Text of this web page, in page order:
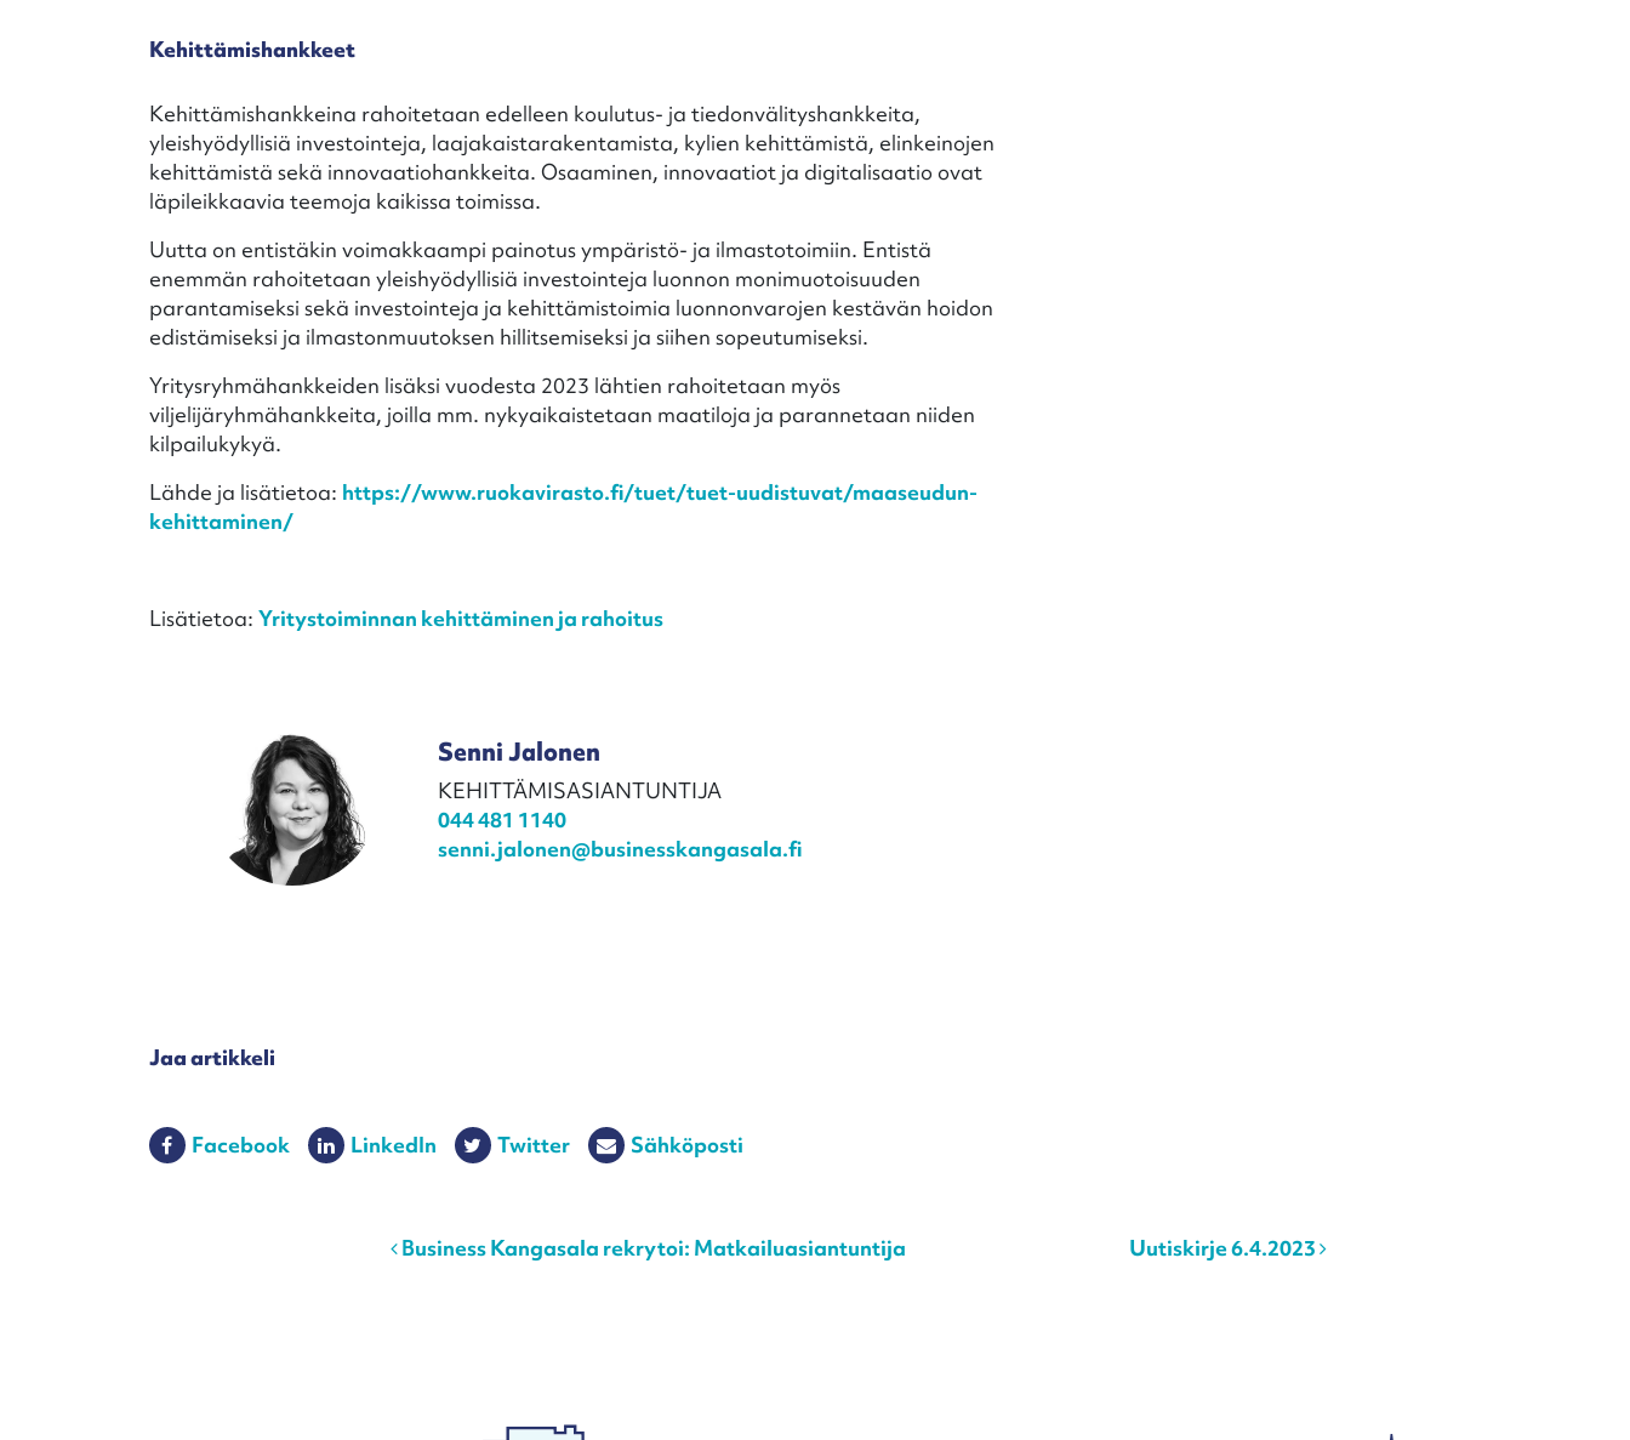
Kehittämishankkeet
Kehittämishankkeina rahoitetaan edelleen koulutus- ja tiedonvälityshankkeita,
yleishyödyllisiä investointeja, laajakaistarakentamista, kylien kehittämistä, elinkeinojen
kehittämistä sekä innovaatiohankkeita. Osaaminen, innovaatiot ja digitalisaatio ovat
läpileikkaavia teemoja kaikissa toimissa.
Uutta on entistäkin voimakkaampi painotus ympäristö- ja ilmastotoimiin. Entistä
enemmän rahoitetaan yleishyödyllisiä investointeja luonnon monimuotoisuuden
parantamiseksi sekä investointeja ja kehittämistoimia luonnonvarojen kestävän hoidon
edistämiseksi ja ilmastonmuutoksen hillitsemiseksi ja siihen sopeutumiseksi.
Yritysryhmähankkeiden lisäksi vuodesta 2023 lähtien rahoitetaan myös
viljelijäryhmähankkeita, joilla mm. nykyaikaistetaan maatiloja ja parannetaan niiden
kilpailukykyä.
Lähde ja lisätietoa: https://www.ruokavirasto.fi/tuet/tuet-uudistuvat/maaseudun-
kehittaminen/
Lisätietoa: Yritystoiminnan kehittäminen ja rahoitus
Senni Jalonen
KEHITTÄMISASIANTUNTIJA
044 481 1140
senni.jalonen@businesskangasala.fi
Jaa artikkeli
Facebook LinkedIn Twitter Sähköposti
Post navigationBusiness Kangasala rekrytoi: Matkailuasiantuntija Uutiskirje 6.4.2023